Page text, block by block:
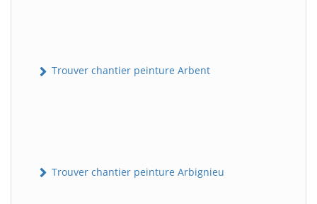
Trouver chantier peinture Arbent
Trouver chantier peinture Arbignieu